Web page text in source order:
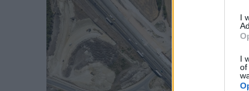
I
I
of